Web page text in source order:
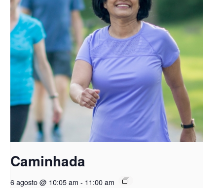
Caminhada
6 agosto @ 10:05 am - 11:00 am